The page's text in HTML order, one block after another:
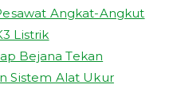
Angkat-Angkut
Listrik
Bejana Tekan
Sistem Alat Ukur